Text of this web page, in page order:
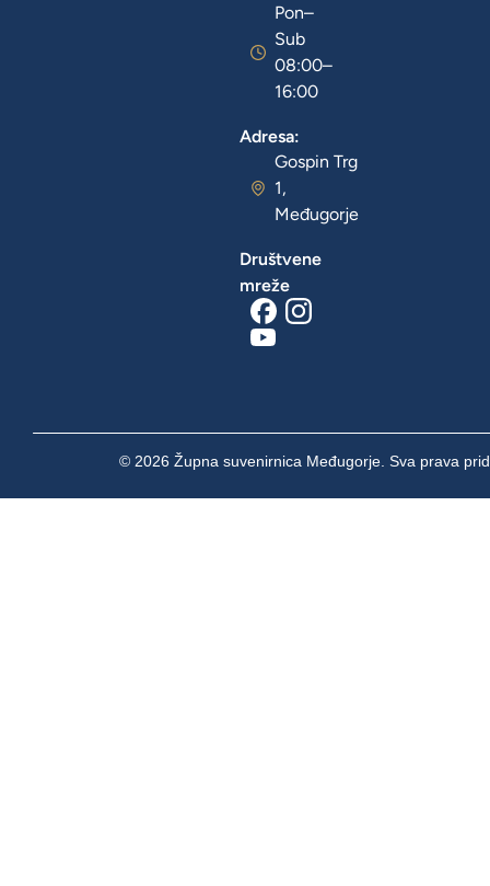
Pon–
Sub
08:00–
16:00
Adresa:
Gospin Trg
1,
Međugorje
Društvene
mreže
© 2026 Župna suvenirnica Međugorje. Sva prava